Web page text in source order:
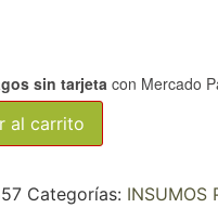
sin tarjeta con Mercado
al carrito
Categorías: INSUMOS